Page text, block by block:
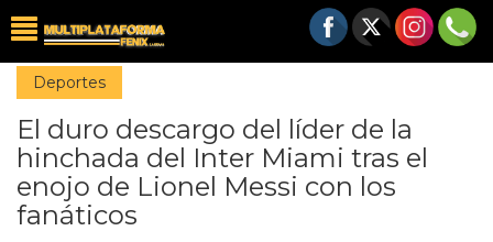
Deportes
El duro descargo del líder de la
hinchada del Inter Miami tras el
enojo de Lionel Messi con los
fanáticos